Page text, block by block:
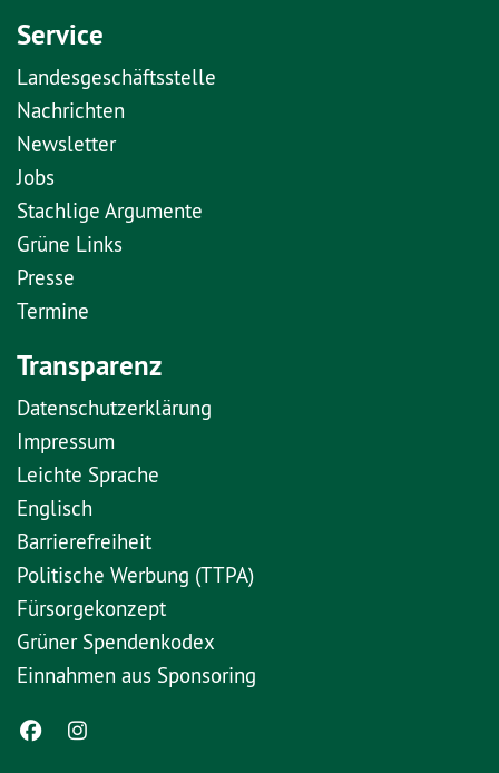
Service
Landesgeschäftsstelle
Nachrichten
Newsletter
Jobs
Stachlige Argumente
Grüne Links
Presse
Termine
Transparenz
Datenschutzerklärung
Impressum
Leichte Sprache
Englisch
Barrierefreiheit
Politische Werbung (TTPA)
Fürsorgekonzept
Grüner Spendenkodex
Einnahmen aus Sponsoring